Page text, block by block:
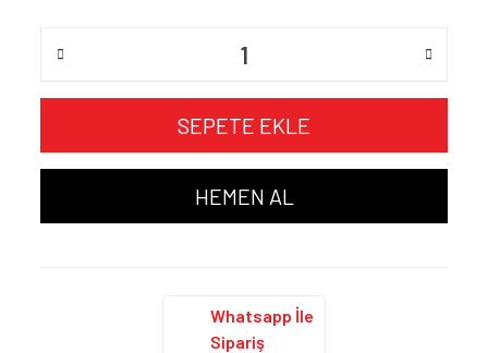
SEPETE EKLE
HEMEN AL
Whatsapp İle
Sipariş